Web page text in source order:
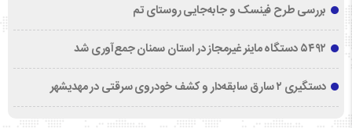
بررسی طرح فینسک و جابه‌جایی روستای تم
۵۴۹۲ دستگاه ماینر غیرمجاز در استان سمنان جمع‌آوری شد
دستگیری ۲ سارق سابقه‌دار و کشف خودروی سرقتی در مهدیشهر